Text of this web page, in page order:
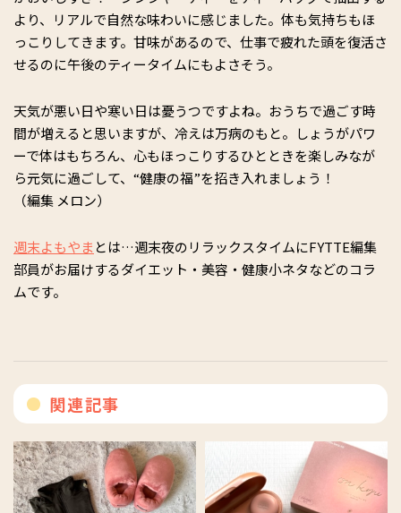
より、リアルで自然な味わいに感じました。体も気持ちもほ
っこりしてきます。甘味があるので、仕事で疲れた頭を復活さ
せるのに午後のティータイムにもよさそう。
天気が悪い日や寒い日は憂うつですよね。おうちで過ごす時
間が増えると思いますが、冷えは万病のもと。しょうがパワ
ーで体はもちろん、心もほっこりするひとときを楽しみなが
ら元気に過ごして、“健康の福”を招き入れましょう！
（編集 メロン）
週末よもやま とは…週末夜のリラックスタイムにFYTTE編集
部員がお届けするダイエット・美容・健康小ネタなどのコラ
ムです。
関連記事